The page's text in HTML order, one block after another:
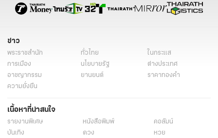
ข่าว
พระราชสำนัก ทั่วไทย
ในกระแส
การเมือง
นโยบายรัฐ
ต่างประเทศ
อาชญากรรม
ยานยนต์
ราคาทองคำ
ความยั่งยืน
เนื้อหาที่น่าสนใจ
รายงานพิเศษ หนังสือพิมพ์
คอลัมน์
บันเทิง
ดวง
หวย